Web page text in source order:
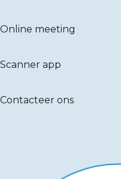
Online meeting
Scanner app
Contacteer ons